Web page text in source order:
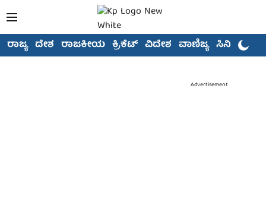
ರಾಜ್ಯ ದೇಶ ರಾಜಕೀಯ ಕ್ರಿಕೆಟ್ ವಿದೇಶ ವಾಣಿಜ್ಯ ಸಿನಿಮಾ
Advertisement